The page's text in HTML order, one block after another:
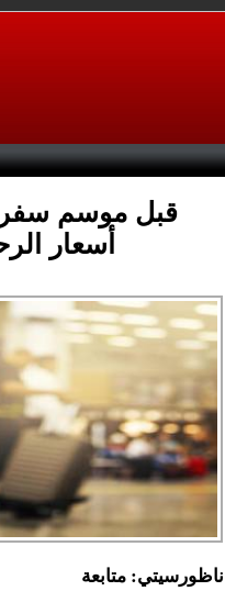
قبل موسم سفر
أسعار
ناظورسيتي: متابعة